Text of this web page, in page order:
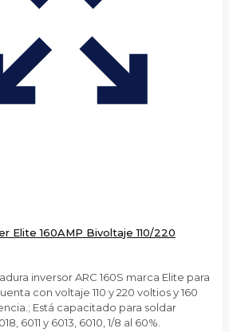
Elite 160AMP Bivoltaje 110/220
inversor ARC 160S marca Elite para
con voltaje 110 y 220 voltios y 160
Está capacitado para soldar
6011 y 6013, 6010, 1/8 al 60%.